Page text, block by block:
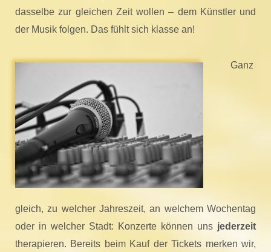
dasselbe zur gleichen Zeit wollen – dem Künstler und
der Musik folgen. Das fühlt sich klasse an!
Ganz
gleich, zu welcher Jahreszeit, an welchem Wochentag
oder in welcher Stadt: Konzerte können uns jederzeit
therapieren. Bereits beim Kauf der Tickets merken wir,